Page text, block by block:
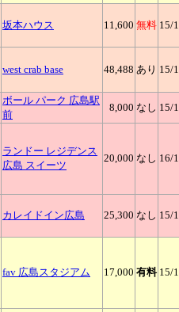
坂本ハウス 11,600 無料 15/
west crab base 48,488 あり 15/
ボール パーク 広島駅
前
8,000 なし 15/
ランドー レジデンス
広島 スイーツ
20,000 なし 16/
カレイドイン広島 25,300 なし 15/
fav 広島スタジアム 17,000 有料 15/